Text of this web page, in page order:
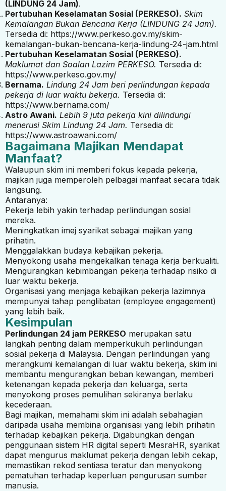
(LINDUNG 24 Jam).
Pertubuhan Keselamatan Sosial (PERKESO). Skim
Kemalangan Bukan Bencana Kerja (LINDUNG 24 Jam).
Tersedia di: https://www.perkeso.gov.my/skim-
kemalangan-bukan-bencana-kerja-lindung-24-jam.html
Pertubuhan Keselamatan Sosial (PERKESO).
Maklumat dan Soalan Lazim PERKESO. Tersedia di:
https://www.perkeso.gov.my/
Bernama. Lindung 24 Jam beri perlindungan kepada
pekerja di luar waktu bekerja. Tersedia di:
https://www.bernama.com/
Astro Awani. Lebih 9 juta pekerja kini dilindungi
menerusi Skim Lindung 24 Jam. Tersedia di:
https://www.astroawani.com/
Bagaimana Majikan Mendapat
Manfaat?
Walaupun skim ini memberi fokus kepada pekerja,
majikan juga memperoleh pelbagai manfaat secara tidak
langsung.
Antaranya:
Pekerja lebih yakin terhadap perlindungan sosial
mereka.
Meningkatkan imej syarikat sebagai majikan yang
prihatin.
Menggalakkan budaya kebajikan pekerja.
Menyokong usaha mengekalkan tenaga kerja berkualiti.
Mengurangkan kebimbangan pekerja terhadap risiko di
luar waktu bekerja.
Organisasi yang menjaga kebajikan pekerja lazimnya
mempunyai tahap penglibatan (employee engagement)
yang lebih baik.
Kesimpulan
Perlindungan 24 jam PERKESO merupakan satu
langkah penting dalam memperkukuh perlindungan
sosial pekerja di Malaysia. Dengan perlindungan yang
merangkumi kemalangan di luar waktu bekerja, skim ini
membantu mengurangkan beban kewangan, memberi
ketenangan kepada pekerja dan keluarga, serta
menyokong proses pemulihan sekiranya berlaku
kecederaan.
Bagi majikan, memahami skim ini adalah sebahagian
daripada usaha membina organisasi yang lebih prihatin
terhadap kebajikan pekerja. Digabungkan dengan
penggunaan sistem HR digital seperti MesraHR, syarikat
dapat mengurus maklumat pekerja dengan lebih cekap,
memastikan rekod sentiasa teratur dan menyokong
pematuhan terhadap keperluan pengurusan sumber
manusia.